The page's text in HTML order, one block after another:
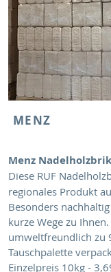
MENZ
Menz
Diese RUF
regionales Produkt
Besonders
kurze Wege zu
umweltfreundlich zu
Tauschpalette
Einzelpreis 10kg -